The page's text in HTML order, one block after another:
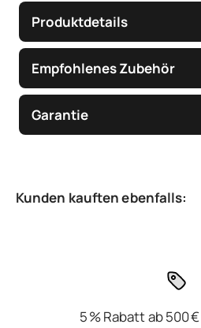
Produktdetails
Empfohlenes Zubehör
Garantie
5 % Rabatt ab 500